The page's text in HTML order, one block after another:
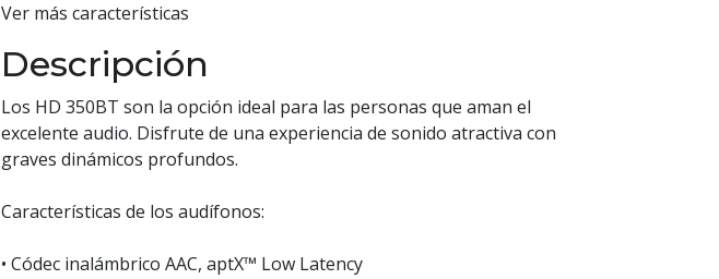
Ver más características
Descripción
Los HD 350BT son la opción ideal para las personas que aman el
excelente audio. Disfrute de una experiencia de sonido atractiva con
graves dinámicos profundos.
Características de los audífonos:
• Códec inalámbrico AAC, aptX™ Low Latency